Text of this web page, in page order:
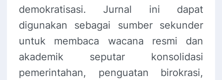
demokratisasi. Jurnal ini dapat
digunakan sebagai sumber sekunder
untuk membaca wacana resmi dan
akademik seputar konsolidasi
pemerintahan, penguatan birokrasi,